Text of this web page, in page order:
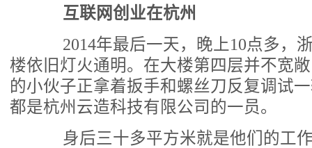
互联网创业在杭州
2014年最后一天，晚上10点多，
楼依旧灯火通明。在大楼第四层并不宽
的小伙子正拿着扳手和螺丝刀反复调试
都是杭州云造科技有限公司的一员。
身后三十多平方米就是他们的工作